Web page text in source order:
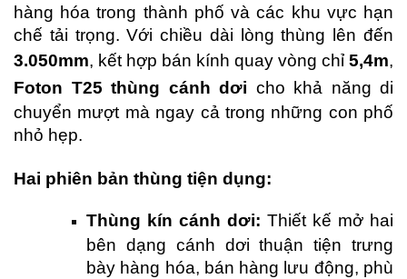
hàng hóa trong thành phố và các khu vực hạn
chế tải trọng. Với chiều dài lòng thùng lên đến
3.050mm, kết hợp bán kính quay vòng chỉ 5,4m,
Foton T25 thùng cánh dơi cho khả năng di
chuyển mượt mà ngay cả trong những con phố
nhỏ hẹp.
Hai phiên bản thùng tiện dụng:
Thùng kín cánh dơi: Thiết kế mở hai
bên dạng cánh dơi thuận tiện trưng
bày hàng hóa, bán hàng lưu động, phù